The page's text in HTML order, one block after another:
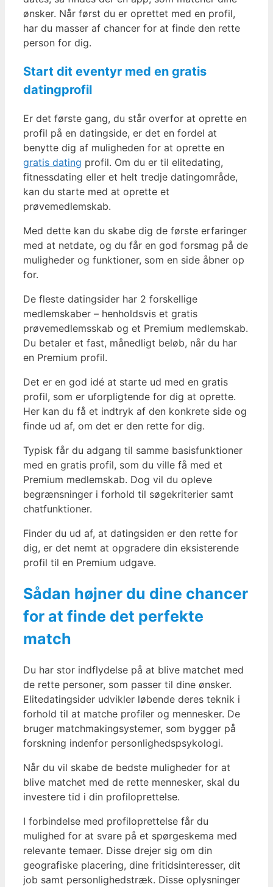
ønsker. Når først du er oprettet med en profil,
har du masser af chancer for at finde den rette
person for dig.
Start dit eventyr med en gratis
datingprofil
Er det første gang, du står overfor at oprette en
profil på en datingside, er det en fordel at
benytte dig af muligheden for at oprette en
gratis dating profil. Om du er til elitedating,
fitnessdating eller et helt tredje datingområde,
kan du starte med at oprette et
prøvemedlemskab.
Med dette kan du skabe dig de første erfaringer
med at netdate, og du får en god forsmag på de
muligheder og funktioner, som en side åbner op
for.
De fleste datingsider har 2 forskellige
medlemskaber – henholdsvis et gratis
prøvemedlemsskab og et Premium medlemskab.
Du betaler et fast, månedligt beløb, når du har
en Premium profil.
Det er en god idé at starte ud med en gratis
profil, som er uforpligtende for dig at oprette.
Her kan du få et indtryk af den konkrete side og
finde ud af, om det er den rette for dig.
Typisk får du adgang til samme basisfunktioner
med en gratis profil, som du ville få med et
Premium medlemskab. Dog vil du opleve
begrænsninger i forhold til søgekriterier samt
chatfunktioner.
Finder du ud af, at datingsiden er den rette for
dig, er det nemt at opgradere din eksisterende
profil til en Premium udgave.
Sådan højner du dine chancer
for at finde det perfekte
match
Du har stor indflydelse på at blive matchet med
de rette personer, som passer til dine ønsker.
Elitedatingsider udvikler løbende deres teknik i
forhold til at matche profiler og mennesker. De
bruger matchmakingsystemer, som bygger på
forskning indenfor personlighedspsykologi.
Når du vil skabe de bedste muligheder for at
blive matchet med de rette mennesker, skal du
investere tid i din profiloprettelse.
I forbindelse med profiloprettelse får du
mulighed for at svare på et spørgeskema med
relevante temaer. Disse drejer sig om din
geografiske placering, dine fritidsinteresser, dit
job samt personlighedstræk. Disse oplysninger